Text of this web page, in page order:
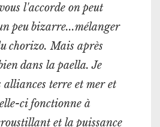
l'accorde on peut
peu bizarre...mélanger
chorizo. Mais après
dans la paella. Je
alliances terre et mer et
ci fonctionne à
et la puissance